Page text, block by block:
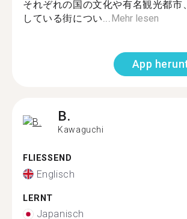
それぞれの国の文化や有名観光都市
している街につい...Mehr lesen
App
B.
Kawaguchi
FLIESSEND
Englisch
LERNT
Japanisch